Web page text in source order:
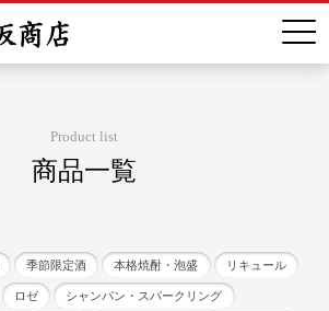
Product list
商品一覧
季節限定酒 本格焼酎・泡盛 リキュール
ロゼ シャンパン・スパークリング